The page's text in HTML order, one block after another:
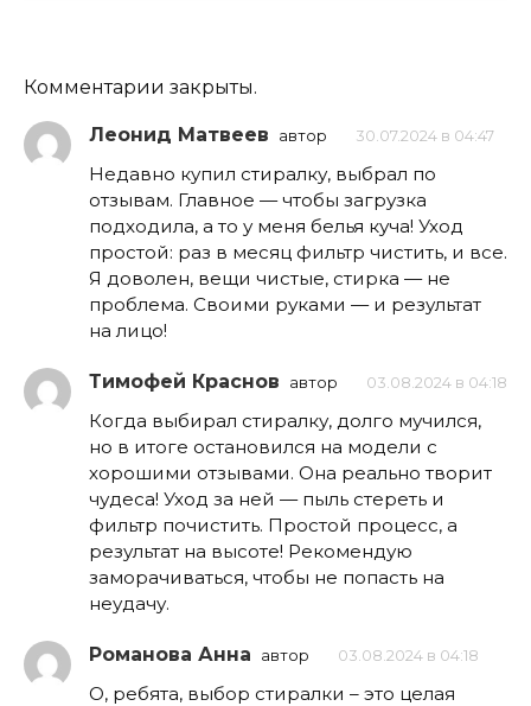
Комментарии закрыты.
Леонид Матвеев автор 30.07.2024 в 04:47
Недавно купил стиралку, выбрал по
отзывам. Главное — чтобы загрузка
подходила, а то у меня белья куча! Уход
простой: раз в месяц фильтр чистить, и все.
Я доволен, вещи чистые, стирка — не
проблема. Своими руками — и результат
на лицо!
Тимофей Краснов автор 03.08.2024 в 04:18
Когда выбирал стиралку, долго мучился,
но в итоге остановился на модели с
хорошими отзывами. Она реально творит
чудеса! Уход за ней — пыль стереть и
фильтр почистить. Простой процесс, а
результат на высоте! Рекомендую
заморачиваться, чтобы не попасть на
неудачу.
Романова Анна автор 03.08.2024 в 04:18
О, ребята, выбор стиралки – это целая